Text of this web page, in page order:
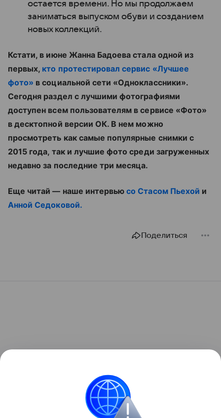
остается времени. Но мы продолжаем
заниматься выпуском обуви и созданием
новых коллекций.
Кстати, в июне Жанна Бадоева стала одной из
первых, кто протестировал сервис «Лучшее
фото» в социальной сети «Одноклассники».
Сегодня раздел с лучшими фотографиями
доступен всем пользователям в сервисе «Фото»
в десктопной версии ОК. В нем можно
просмотреть как самые популярные снимки с
2015 года, так и лучшие фото среди загруженных
недавно за последние три месяца.
Еще читай — наше интервью со Стасом Пьехой и
Анной Седоковой.
Поделиться